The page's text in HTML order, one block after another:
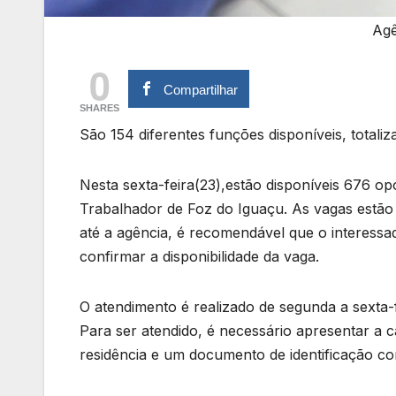
0
SHARES
Compartilhar
São 154 diferentes funções disponíveis,
Nesta sexta-feira(23),estão disponíveis 676
Trabalhador de Foz do Iguaçu. As vagas
até a agência, é recomendável que o
confirmar a disponibilidade da vaga.
O atendimento é realizado de segunda a
Para ser atendido, é necessário apresentar a
residência e um documento de identificação